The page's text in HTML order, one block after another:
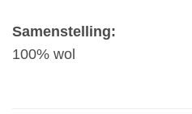
Samenstelling:
100% wol